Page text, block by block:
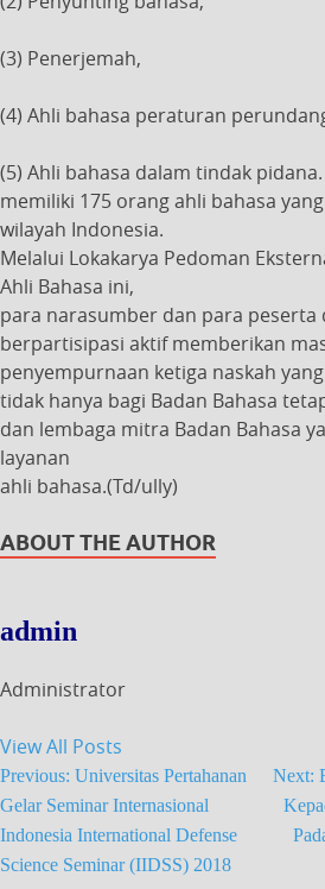
(3) Penerjemah,
(4) Ahli bahasa peraturan
(5) Ahli bahasa dalam tindak
memiliki 175 orang ahli bahasa
wilayah Indonesia.
Melalui Lokakarya Pedoman
Ahli Bahasa ini,
para narasumber dan para peserta
berpartisipasi aktif memberikan
penyempurnaan ketiga naskah
tidak hanya bagi Badan Bahasa
dan lembaga mitra Badan Bahasa
layanan
ahli bahasa.(Td/ully)
ABOUT THE AUTHOR
admin
Administrator
View All Posts
Previous: Universitas Pertahanan
Gelar Seminar Internasional
Indonesia International Defense
Science Seminar (IIDSS) 2018
Next: